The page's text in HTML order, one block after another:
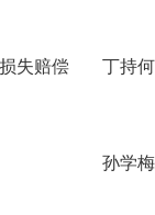
失赔偿 丁持
孙学